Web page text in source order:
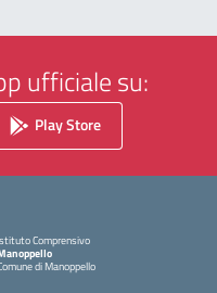
ufficiale su:
Play Store
Comprensivo
di Manoppello